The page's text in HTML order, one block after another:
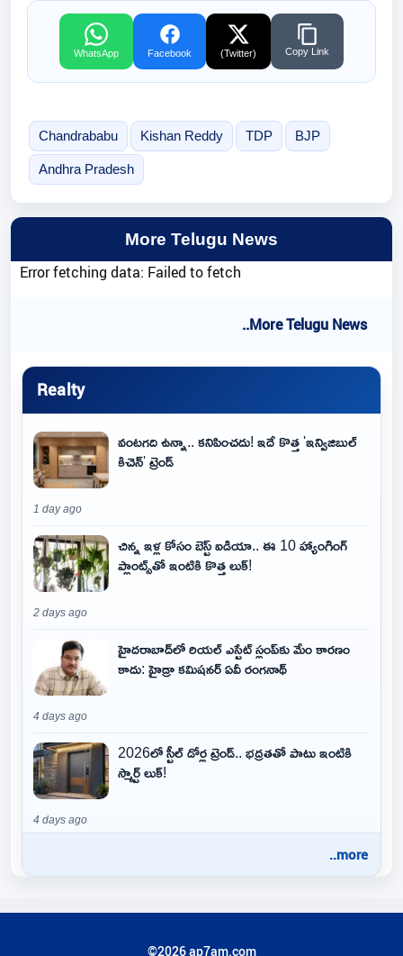
WhatsApp Facebook (Twitter) Copy Link
Chandrababu Kishan Reddy TDP BJP
Andhra Pradesh
More Telugu News
Error fetching data: Failed to fetch
..More Telugu News
Realty
వంటగది ఉన్నా.. కనిపించదు! ఇదే కొత్త 'ఇన్విజిబుల్
కిచెన్' ట్రెండ్
1 day ago
చిన్న ఇళ్ల కోసం బెస్ట్ ఐడియా.. ఈ 10 హ్యాంగింగ్
ప్లాంట్స్‌తో ఇంటికి కొత్త లుక్!
2 days ago
హైదరాబాద్‌లో రియల్ ఎస్టేట్ స్లంప్‌కు మేం కారణం
కాదు: హైడ్రా కమిషనర్ ఏవీ రంగనాథ్
4 days ago
2026లో స్టీల్ డోర్ల ట్రెండ్.. భద్రతతో పాటు ఇంటికి
స్మార్ట్ లుక్!
4 days ago
..more
©2026 ap7am.com